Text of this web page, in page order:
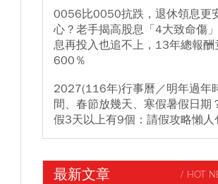
0056比0050抗跌，退休領息更
心？老手揭高股息「4大致命傷
息再投入也追不上，13年總報酬
600％
2027(116年)行事曆／明年過年
間、春節放幾天、寒假暑假日期
假3天以上有9個：請假攻略懶人
最新文章 / HOT